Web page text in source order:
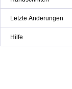
Letzte Änderungen
Hilfe